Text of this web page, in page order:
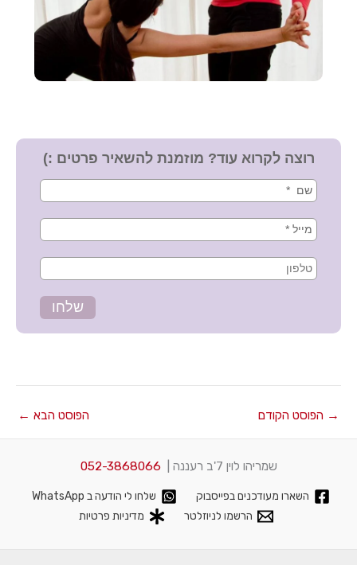
→ הפוסט הקודם הפוסט הבא ←
שמריהו לוין 7'ב רעננה | 052-3868066
השארו מעודכנים בפייסבוק
שלחו לי הודעה ב WhatsApp
הרשמו לניוזלטר
מדיניות פרטיות